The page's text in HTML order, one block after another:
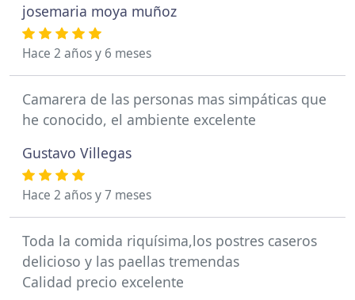
josemaria moya muñoz
Hace 2 años y 6 meses
Camarera de las personas mas simpáticas que
he conocido, el ambiente excelente
Gustavo Villegas
Hace 2 años y 7 meses
Toda la comida riquísima,los postres caseros
delicioso y las paellas tremendas
Calidad precio excelente